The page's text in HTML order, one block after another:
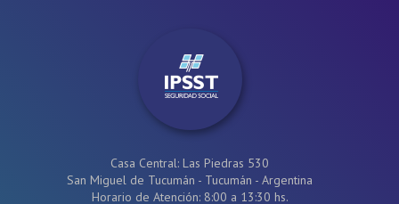
Casa Central: Las Piedras 530
San Miguel de Tucumán - Tucumán - Argentina
Horario de Atención: 8:00 a 13:30 hs.